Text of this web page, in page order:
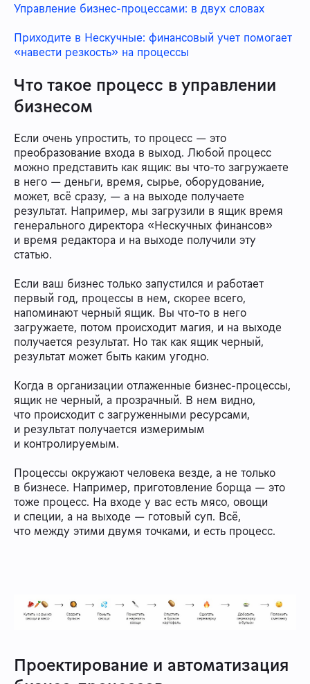
Управление бизнес-процессами: в двух словах
Приходите в Нескучные: финансовый учет помогает
«навести резкость» на процессы
Что такое процесс в управлении
бизнесом
Если очень упростить, то процесс — это
преобразование входа в выход. Любой процесс
можно представить как ящик: вы что-то загружаете
в него — деньги, время, сырье, оборудование,
может, всё сразу, — а на выходе получаете
результат. Например, мы загрузили в ящик время
генерального директора «Нескучных финансов»
и время редактора и на выходе получили эту
статью.
Если ваш бизнес только запустился и работает
первый год, процессы в нем, скорее всего,
напоминают черный ящик. Вы что-то в него
загружаете, потом происходит магия, и на выходе
получается результат. Но так как ящик черный,
результат может быть каким угодно.
Когда в организации отлаженные бизнес-процессы,
ящик не черный, а прозрачный. В нем видно,
что происходит с загруженными ресурсами,
и результат получается измеримым
и контролируемым.
Процессы окружают человека везде, а не только
в бизнесе. Например, приготовление борща — это
тоже процесс. На входе у вас есть мясо, овощи
и специи, а на выходе — готовый суп. Всё,
что между этими двумя точками, и есть процесс.
Проектирование и автоматизация